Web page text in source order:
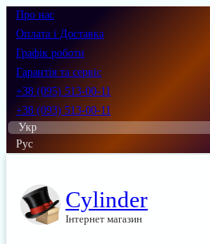
Про нас
Оплата і Доставка
Графік роботи
Гарантія та сервіс
+38 (095) 513-00-11
+38 (093) 513-00-11
Укр
Рус
Cylinder
Інтернет магазин